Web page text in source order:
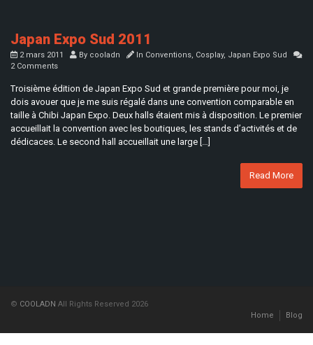
Japan Expo Sud 2011
2 mars 2011 By cooladn In Conventions, Cosplay, Japan Expo Sud
2 Comments
Troisième édition de Japan Expo Sud et grande première pour moi, je
dois avouer que je me suis régalé dans une convention comparable en
taille à Chibi Japan Expo. Deux halls étaient mis à disposition. Le premier
accueillait la convention avec les boutiques, les stands d’activités et de
dédicaces. Le second hall accueillait une large […]
Read More
© COOLADN All Rights Reserved 2026
Home
Blog